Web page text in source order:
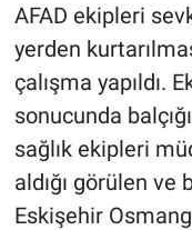
AFAD ekipleri
yerden
çalışma yapıldı.
sonucunda
sağlık ekipleri
aldığı görülen ve
Eskişehir